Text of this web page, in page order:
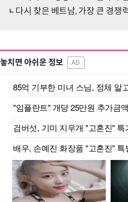
다시 찾은 베트남, 가장 큰 경쟁
놓치면 아쉬운 정보 AD